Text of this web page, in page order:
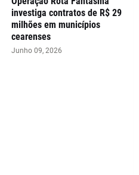
investiga contratos de R$ 29
milhões em municípios
cearenses
Junho 09, 2026